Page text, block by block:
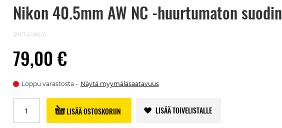
Nikon 40.5mm AW NC -huurtumaton suodin
39FTA08601
79,00 €
Loppu varastosta Näytä myymäläsaatavuus
LISÄÄ OSTOSKORIIN LISÄÄ TOIVELISTALLE